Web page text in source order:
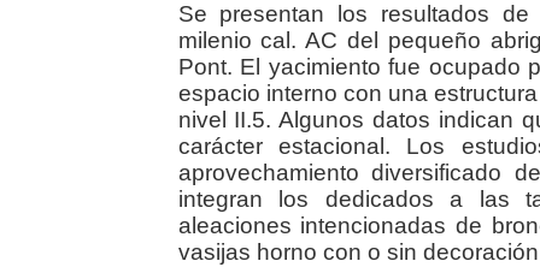
Se presentan los resultados
milenio cal. AC del pequeño
Pont. El yacimiento fue ocupado
espacio interno con una
nivel II.5. Algunos datos indican
carácter estacional. Los
aprovechamiento diversificado
integran los dedicados a las
aleaciones intencionadas de
vasijas horno con o sin